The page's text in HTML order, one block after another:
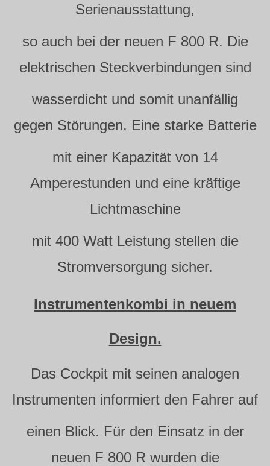
Serienausstattung,
so auch bei der neuen F 800 R. Die
elektrischen Steckverbindungen sind
wasserdicht und somit unanfällig
gegen Störungen. Eine starke Batterie
mit einer Kapazität von 14
Amperestunden und eine kräftige
Lichtmaschine
mit 400 Watt Leistung stellen die
Stromversorgung sicher.
Instrumentenkombi in neuem
Design.
Das Cockpit mit seinen analogen
Instrumenten informiert den Fahrer auf
einen Blick. Für den Einsatz in der
neuen F 800 R wurden die